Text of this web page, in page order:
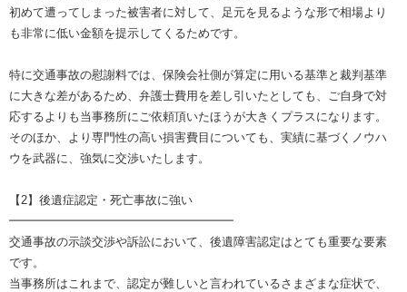
初めて遭ってしまった被害者に対して、足元を見るような形で相場より
も非常に低い金額を提示してくるためです。
特に交通事故の慰謝料では、保険会社側が算定に用いる基準と裁判基準
に大きな差があるため、弁護士費用を差し引いたとしても、ご自身で対
応するよりも当事務所にご依頼頂いたほうが大きくプラスになります。
そのほか、より専門性の高い損害費目についても、実績に基づくノウハ
ウを武器に、強気に交渉いたします。
【2】後遺症認定・死亡事故に強い
━━━━━━━━━━━━━━━━━━━
交通事故の示談交渉や訴訟において、後遺障害認定はとても重要な要素
です。
当事務所はこれまで、認定が難しいと言われているさまざまな症状で、